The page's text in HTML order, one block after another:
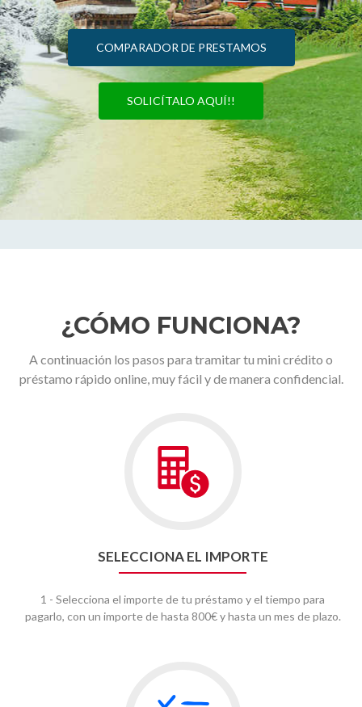
COMPARADOR DE PRESTAMOS
SOLICÍTALO AQUÍ!!
¿CÓMO FUNCIONA?
A continuación los pasos para tramitar tu mini crédito o
préstamo rápido online, muy fácil y de manera confidencial.
SELECCIONA EL IMPORTE
1 - Selecciona el importe de tu préstamo y el tiempo para
pagarlo, con un importe de hasta 800€ y hasta un mes de plazo.